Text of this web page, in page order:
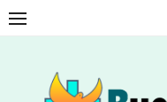
Skip
to